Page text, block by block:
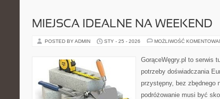
MIEJSCA IDEALNE NA WEEKEND
POSTED BY ADMIN STY - 25 - 2026 MOŻLIWOŚĆ
GorąceWęgry.pl to serwis
potrzeby doświadczania
przystępny, bez zbędnego
podróżowanie musi być